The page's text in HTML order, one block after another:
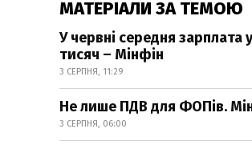
МАТЕРІАЛИ ЗА ТЕМОЮ
У червні середня
тисяч – Мінфін
3 СЕРПНЯ, 11:29
Не лише ПДВ для ФОПів.
3 СЕРПНЯ, 06:00